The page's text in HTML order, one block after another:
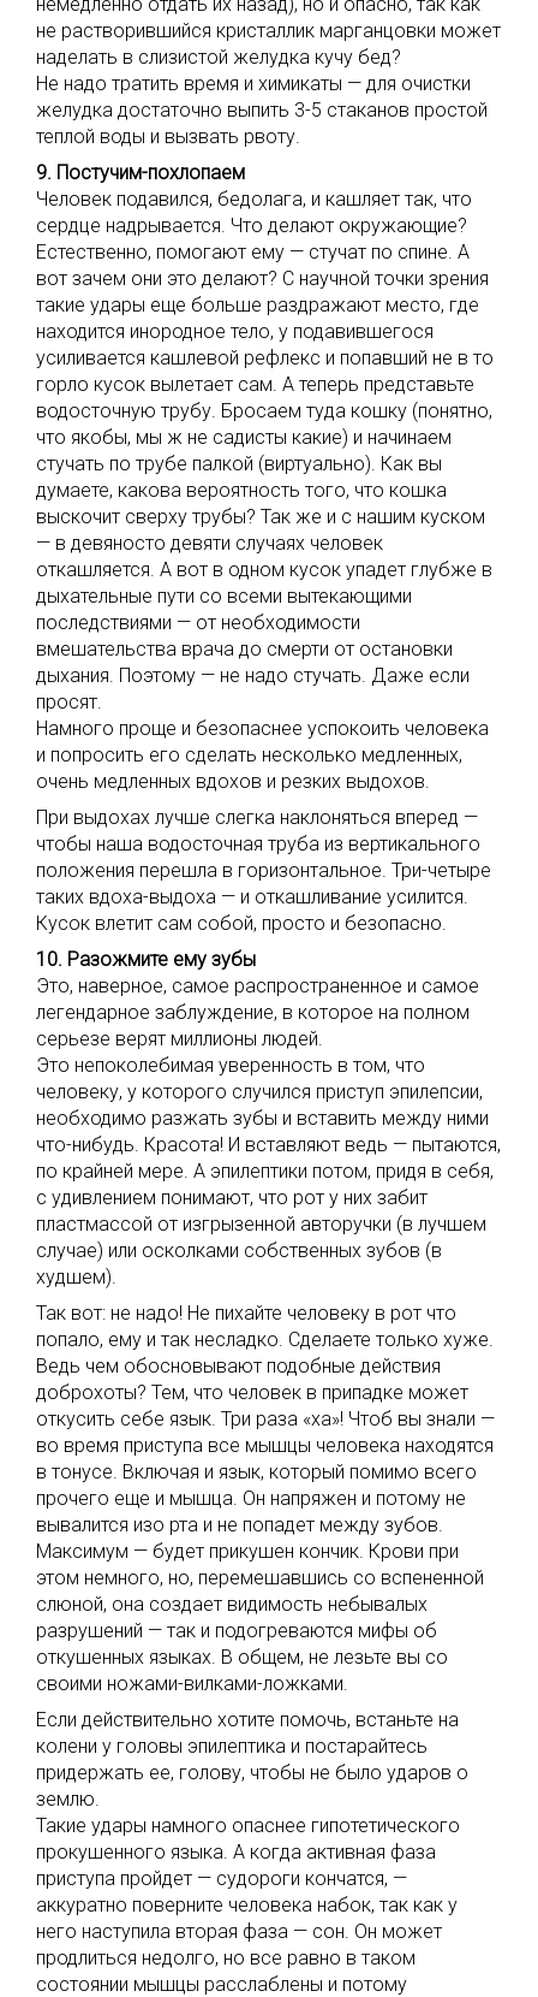
не растворившийся кристаллик марганцовки может
наделать в слизистой желудка кучу бед?
Не надо тратить время и химикаты — для очистки
желудка достаточно выпить 3-5 стаканов простой
теплой воды и вызвать рвоту.
9. Постучим-похлопаем
Человек подавился, бедолага, и кашляет так, что
сердце надрывается. Что делают окружающие?
Естественно, помогают ему — стучат по спине. А
вот зачем они это делают? С научной точки зрения
такие удары еще больше раздражают место, где
находится инородное тело, у подавившегося
усиливается кашлевой рефлекс и попавший не в то
горло кусок вылетает сам. А теперь представьте
водосточную трубу. Бросаем туда кошку (понятно,
что якобы, мы ж не садисты какие) и начинаем
стучать по трубе палкой (виртуально). Как вы
думаете, какова вероятность того, что кошка
выскочит сверху трубы? Так же и с нашим куском
— в девяносто девяти случаях человек
откашляется. А вот в одном кусок упадет глубже в
дыхательные пути со всеми вытекающими
последствиями — от необходимости
вмешательства врача до смерти от остановки
дыхания. Поэтому — не надо стучать. Даже если
просят.
Намного проще и безопаснее успокоить человека
и попросить его сделать несколько медленных,
очень медленных вдохов и резких выдохов.
При выдохах лучше слегка наклоняться вперед —
чтобы наша водосточная труба из вертикального
положения перешла в горизонтальное. Три-четыре
таких вдоха-выдоха — и откашливание усилится.
Кусок влетит сам собой, просто и безопасно.
10. Разожмите ему зубы
Это, наверное, самое распространенное и самое
легендарное заблуждение, в которое на полном
серьезе верят миллионы людей.
Это непоколебимая уверенность в том, что
человеку, у которого случился приступ эпилепсии,
необходимо разжать зубы и вставить между ними
что-нибудь. Красота! И вставляют ведь — пытаются,
по крайней мере. А эпилептики потом, придя в себя,
с удивлением понимают, что рот у них забит
пластмассой от изгрызенной авторучки (в лучшем
случае) или осколками собственных зубов (в
худшем).
Так вот: не надо! Не пихайте человеку в рот что
попало, ему и так несладко. Сделаете только хуже.
Ведь чем обосновывают подобные действия
доброхоты? Тем, что человек в припадке может
откусить себе язык. Три раза «ха»! Чтоб вы знали —
во время приступа все мышцы человека находятся
в тонусе. Включая и язык, который помимо всего
прочего еще и мышца. Он напряжен и потому не
вывалится изо рта и не попадет между зубов.
Максимум — будет прикушен кончик. Крови при
этом немного, но, перемешавшись со вспененной
слюной, она создает видимость небывалых
разрушений — так и подогреваются мифы об
откушенных языках. В общем, не лезьте вы со
своими ножами-вилками-ложками.
Если действительно хотите помочь, встаньте на
колени у головы эпилептика и постарайтесь
придержать ее, голову, чтобы не было ударов о
землю.
Такие удары намного опаснее гипотетического
прокушенного языка. А когда активная фаза
приступа пройдет — судороги кончатся, —
аккуратно поверните человека набок, так как у
него наступила вторая фаза — сон. Он может
продлиться недолго, но все равно в таком
состоянии мышцы расслаблены и потому